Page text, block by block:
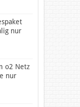
nur
o2 Netz
nur